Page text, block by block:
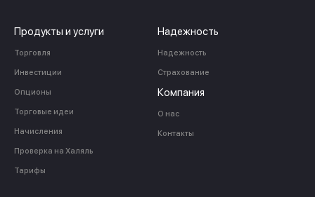
Продукты и услуги
Торговля
Инвестиции
Опционы
Торговые идеи
Начисления
Проверка на Халяль
Тарифы
Надежность
Надежность
Страхование
Компания
О нас
Контакты